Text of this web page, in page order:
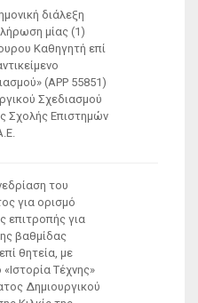
διάλεξη
μίας (1)
Καθηγητή επί
(ΑΡΡ 55851)
Σχεδιασμού
Σχολής Επιστημών
του
για ορισμό
επιτροπής για
βαθμίδας
θητεία, με
Τέχνης»
Δημιουργικού